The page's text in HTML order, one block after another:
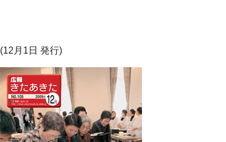
(12月1日 発行)